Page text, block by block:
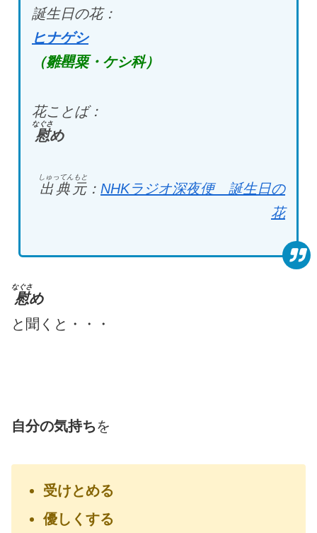
誕生日の花：
ヒナゲシ
（雛罌粟・ケシ科）
花ことば：
慰
なぐさ
め
出典元
しゅってんもと
： NHKラジオ深夜便 誕生日の
花
慰
なぐさ
め
と聞くと・・・
自分の気持ちを
受けとめる
優しくする